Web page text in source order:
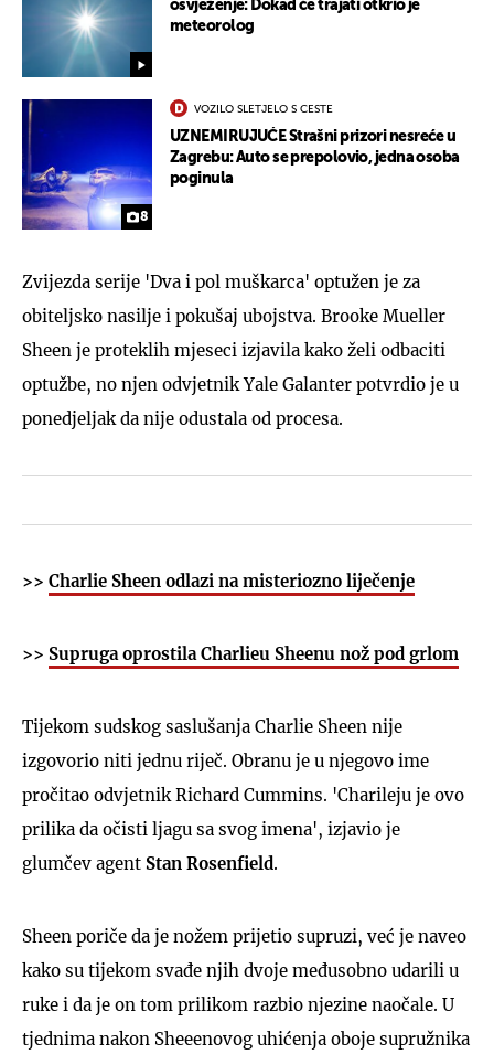
osvježenje: Dokad će trajati otkrio je
meteorolog
8
VOZILO SLETJELO S CESTE
UZNEMIRUJUĆE Strašni prizori nesreće u
Zagrebu: Auto se prepolovio, jedna osoba
poginula
Zvijezda serije 'Dva i pol muškarca' optužen je za
obiteljsko nasilje i pokušaj ubojstva. Brooke Mueller
Sheen je proteklih mjeseci izjavila kako želi odbaciti
optužbe, no njen odvjetnik Yale Galanter potvrdio je u
ponedjeljak da nije odustala od procesa.
>> Charlie Sheen odlazi na misteriozno liječenje
>> Supruga oprostila Charlieu Sheenu nož pod grlom
Tijekom sudskog saslušanja Charlie Sheen nije
izgovorio niti jednu riječ. Obranu je u njegovo ime
pročitao odvjetnik Richard Cummins. 'Charileju je ovo
prilika da očisti ljagu sa svog imena', izjavio je
glumčev agent Stan Rosenfield.
Sheen poriče da je nožem prijetio supruzi, već je naveo
kako su tijekom svađe njih dvoje međusobno udarili u
ruke i da je on tom prilikom razbio njezine naočale. U
tjednima nakon Sheeenovog uhićenja oboje supružnika